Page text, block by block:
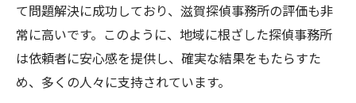
て問題解決に成功しており、滋賀探偵事務所の評価も非
常に高いです。このように、地域に根ざした探偵事務所
は依頼者に安心感を提供し、確実な結果をもたらすた
め、多くの人々に支持されています。